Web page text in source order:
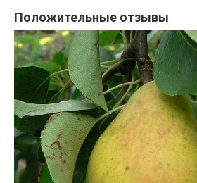
Положительные отзывы